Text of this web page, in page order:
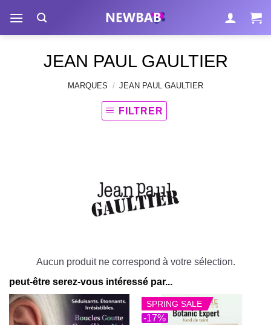
contenu
JEAN PAUL GAULTIER
MARQUES / JEAN PAUL GAULTIER
FILTRER
Aucun produit ne correspond à votre sélection.
peut-être serez-vous intéressé par...
-17%
SPRING SALE